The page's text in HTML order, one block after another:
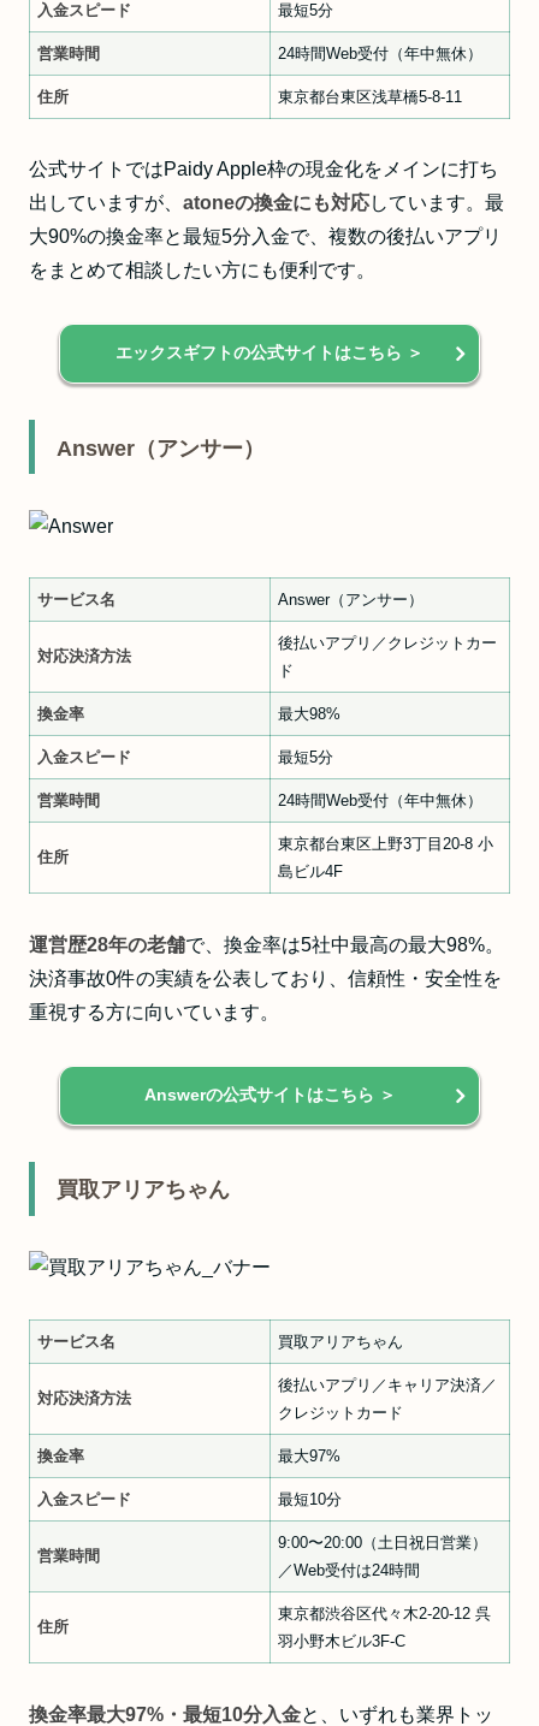
入金スピード 最短5分
営業時間 24時間Web受付（年中無休）
住所 東京都台東区浅草橋5-8-11
公式サイトではPaidy Apple枠の現金化をメインに打ち
出していますが、 atoneの換金にも対応しています。最
大90%の換金率と最短5分入金で、複数の後払いアプリ
をまとめて相談したい方にも便利です。
エックスギフトの公式サイトはこちら ＞
Answer（アンサー）
サービス名 Answer（アンサー）
対応決済方法
後払いアプリ／クレジットカー
ド
換金率 最大98%
入金スピード 最短5分
営業時間 24時間Web受付（年中無休）
住所
東京都台東区上野3丁目20-8 小
島ビル4F
運営歴28年の老舗で、換金率は5社中最高の最大98%。
決済事故0件の実績を公表しており、信頼性・安全性を
重視する方に向いています。
Answerの公式サイトはこちら ＞
買取アリアちゃん
サービス名 買取アリアちゃん
対応決済方法
後払いアプリ／キャリア決済／
クレジットカード
換金率 最大97%
入金スピード 最短10分
営業時間
9:00〜20:00（土日祝日営業）
／Web受付は24時間
住所
東京都渋谷区代々木2-20-12 呉
羽小野木ビル3F-C
換金率最大97%・最短10分入金と、いずれも業界トッ